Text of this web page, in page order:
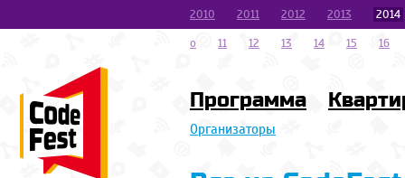
2010 2011 2012 2013
2014
o
11 12 13 14 15 16
Программа
Организаторы